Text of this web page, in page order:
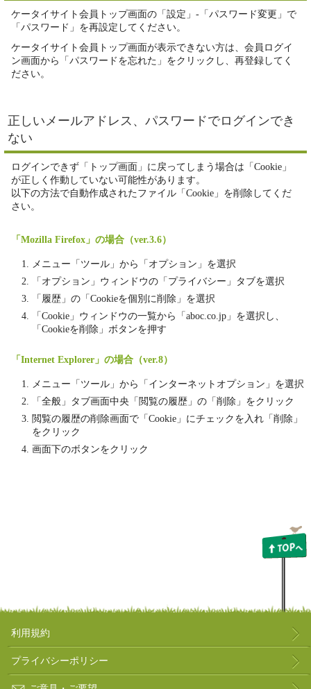
ケータイサイト会員トップ画面の「設定」-「パスワード変更」で
「パスワード」を再設定してください。
ケータイサイト会員トップ画面が表示できない方は、会員ログイ
ン画面から「パスワードを忘れた」をクリックし、再登録してく
ださい。
正しいメールアドレス、パスワードでログインでき
ない
ログインできず「トップ画面」に戻ってしまう場合は「Cookie」
が正しく作動していない可能性があります。
以下の方法で自動作成されたファイル「Cookie」を削除してくだ
さい。
「Mozilla Firefox」の場合（ver.3.6）
メニュー「ツール」から「オプション」を選択
「オプション」ウィンドウの「プライバシー」タブを選択
「履歴」の「Cookieを個別に削除」を選択
「Cookie」ウィンドウの一覧から「aboc.co.jp」を選択し、
「Cookieを削除」ボタンを押す
「Internet Explorer」の場合（ver.8）
メニュー「ツール」から「インターネットオプション」を選択
「全般」タブ画面中央「閲覧の履歴」の「削除」をクリック
閲覧の履歴の削除画面で「Cookie」にチェックを入れ「削除」
をクリック
画面下のボタンをクリック
利用規約
プライバシーポリシー